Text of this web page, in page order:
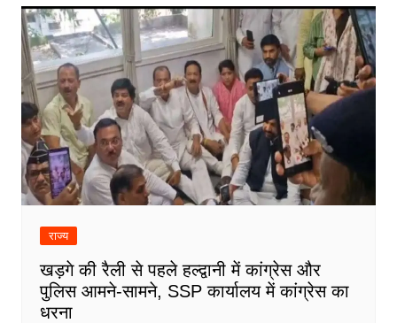
राज्य
खड़गे की रैली से पहले हल्द्वानी में कांग्रेस और
पुलिस आमने-सामने, SSP कार्यालय में कांग्रेस का
धरना